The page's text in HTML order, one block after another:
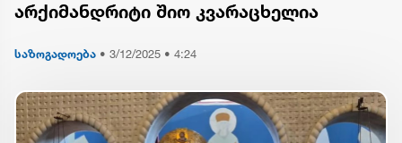
არქიმანდრიტი შიო კვარაცხელია
საზოგადოება • 3/12/2025 • 4:24